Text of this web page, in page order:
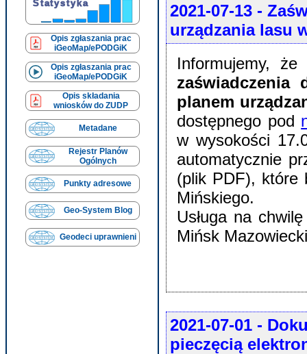
Opis zgłaszania prac
iGeoMap/ePODGiK
Opis zgłaszania prac
iGeoMap/ePODGiK
Opis składania
wniosków do ZUDP
Metadane
Rejestr Planów
Ogólnych
Punkty adresowe
Geo-System Blog
Geodeci uprawnieni
2021-07-13 -
urządzania lasu
Informujemy,
zaświadczenia
planem
dostępnego pod
w wysokości
automatycznie
(plik PDF), które
Mińskiego.
Usługa na
Mińsk
2021-07-01 -
pieczęcią